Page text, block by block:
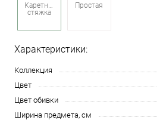
Каретная
стяжка
Простая
Характеристики:
Коллекция
Цвет
Цвет обивки
Ширина предмета, см